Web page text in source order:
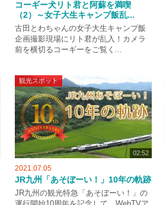
コーギー犬リト君と阿蘇を満喫
（2）～女子大生キャンプ飯乱...
古田とわちゃんの女子大生キャンプ飯
企画撮影現場にリト君が乱入！カメラ
前を横切るコーギーをご覧く...
観光スポット
02:52
2021.07.05
JR九州「あそぼーい！」10年の軌跡
JR九州の観光特急「あそぼーい！」の